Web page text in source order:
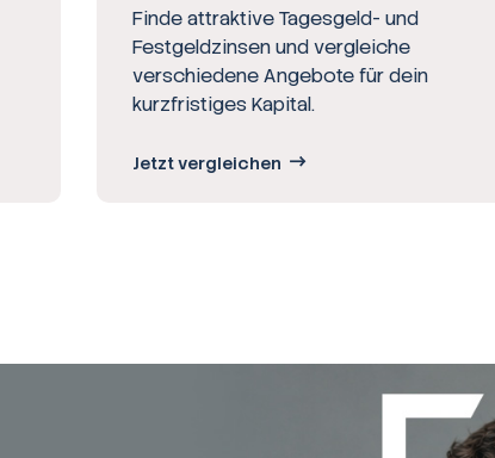
Finde attraktive Tagesgeld- und
Festgeldzinsen und vergleiche
verschiedene Angebote für dein
kurzfristiges Kapital.
Jetzt vergleichen